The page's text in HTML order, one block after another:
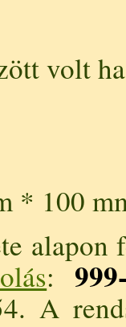
volt
* 100
alapon
:
A